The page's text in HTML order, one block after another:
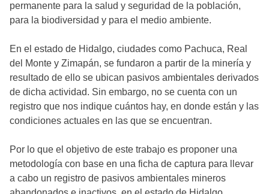
permanente para la salud y seguridad de la población,
para la biodiversidad y para el medio ambiente.
En el estado de Hidalgo, ciudades como Pachuca, Real
del Monte y Zimapán, se fundaron a partir de la minería y
resultado de ello se ubican pasivos ambientales derivados
de dicha actividad. Sin embargo, no se cuenta con un
registro que nos indique cuántos hay, en donde están y las
condiciones actuales en las que se encuentran.
Por lo que el objetivo de este trabajo es proponer una
metodología con base en una ficha de captura para llevar
a cabo un registro de pasivos ambientales mineros